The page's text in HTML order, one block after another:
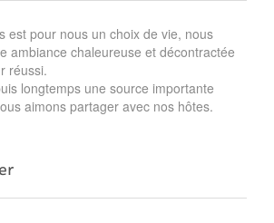
est pour nous un choix de vie, nous
ambiance chaleureuse et décontractée
réussi.
longtemps une source importante
aimons partager avec nos hôtes.